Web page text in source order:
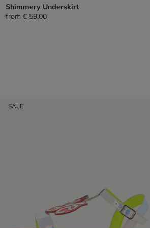
Shimmery Underskirt
from € 59,00
SALE